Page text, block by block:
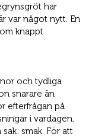
har
var något nytt. En
knappt
och tydliga
snarare än
efterfrågan på
i vardagen.
smak. För att